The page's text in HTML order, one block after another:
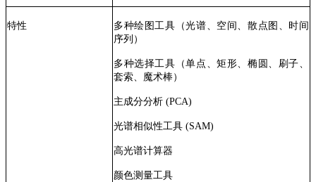
特性
多种绘图工具（光谱、空间、散点图、时间
序列）
多种选择工具（单点、矩形、椭圆、刷子、
套索、魔术棒）
主成分分析 (PCA)
光谱相似性工具 (SAM)
高光谱计算器
颜色测量工具